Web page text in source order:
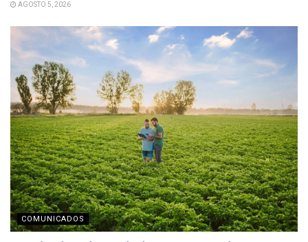
AGOSTO 5, 2026
COMUNICADOS